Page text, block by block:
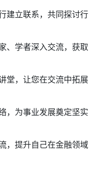
建立联系，共同探讨行
、学者深入交流，获取
堂，让您在交流中拓展
，为事业发展奠定坚实
，提升自己在金融领域